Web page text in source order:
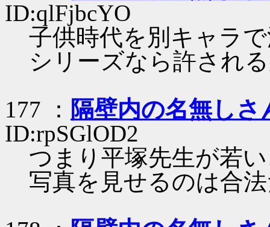
ID:qlFjbcYO
子供時代を別キャラ
シリーズなら許され
177 ： 隔壁内の名無しさ
ID:rpSGlOD2
つまり平塚先生が若
写真を見せるのは合